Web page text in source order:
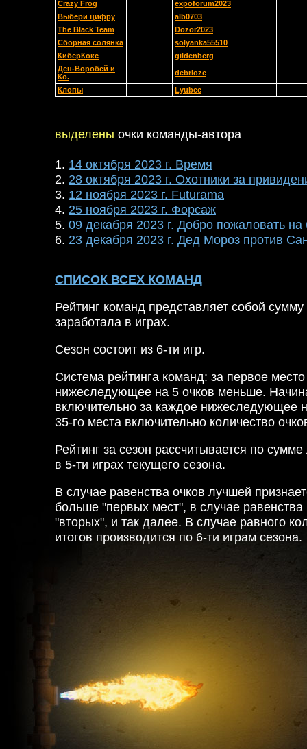
Crazy Frog
expoforum2023
Выбери цифру
alb0703
The Black Team
Dozor2023
Сборная солянка
solyanka55510
КиберКокс
gildenberg
Ден-Воробей и
Ко.
debrioze
Клопы Lyubec
выделены очки команды-автора
1. 14 октября 2023 г. Время
2. 28 октября 2023 г. Охотники за
3. 12 ноября 2023 г. Futurama
4. 25 ноября 2023 г. Форсаж
5. 09 декабря 2023 г. Добро пожаловать на
6. 23 декабря 2023 г. Дед Мороз против
СПИСОК ВСЕХ КОМАНД
Рейтинг команд представляет собой
заработала в играх.
Сезон состоит из 6-ти игр.
Система рейтинга команд: за первое
нижеследующее на 5 очков меньше.
включительно за каждое нижеследующее
35-го места включительно количество
Рейтинг за сезон рассчитывается по
в 5-ти играх текущего сезона.
В случае равенства очков лучшей
больше "первых мест", в случае равенства
"вторых", и так далее. В случае равного
итогов производится по 6-ти играм сезона.